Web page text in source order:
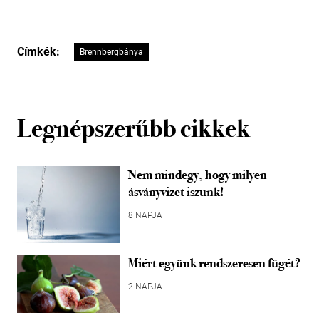
Címkék: Brennbergbánya
Legnépszerűbb cikkek
Nem mindegy, hogy milyen
ásványvizet iszunk!
8 NAPJA
Miért együnk rendszeresen fügét?
2 NAPJA